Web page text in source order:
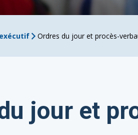
Ordres du jour et procès-
jour et